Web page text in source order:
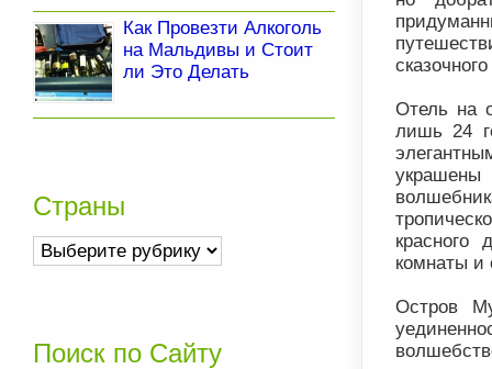
Отель на
лишь 24
украшены
красного
комнаты и
Остров
Как Провезти Алкоголь
на Мальдивы и Стоит
ли Это Делать
Страны
Страны
Поиск по Сайту